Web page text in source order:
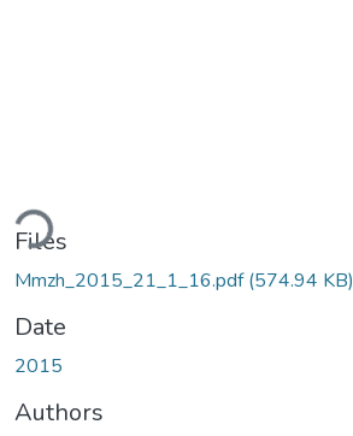
Files
Mmzh_2015_21_1_16.pdf(574.94 KB)
Date
2015
Authors